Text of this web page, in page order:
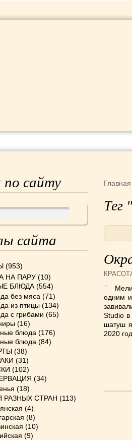
Главная
Тег
одним
Studio в
шатуш
2020
по сайту
сайта
(953)
НА ПАРУ (10)
БЛЮДА (554)
без мяса (71)
из птицы (134)
с грибами (65)
(16)
блюда (176)
блюда (84)
(38)
(31)
(102)
(34)
(18)
РАЗНЫХ СТРАН (113)
(4)
(8)
(10)
(9)